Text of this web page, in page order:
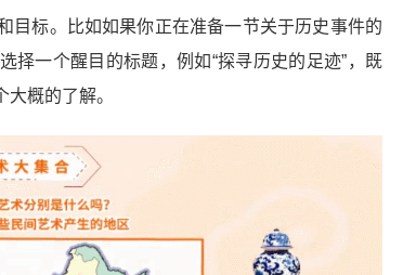
目标。比如如果你正在准备一节关于历史事件的
择一个醒目的标题，例如“探寻历史的足迹”，既
概的了解。